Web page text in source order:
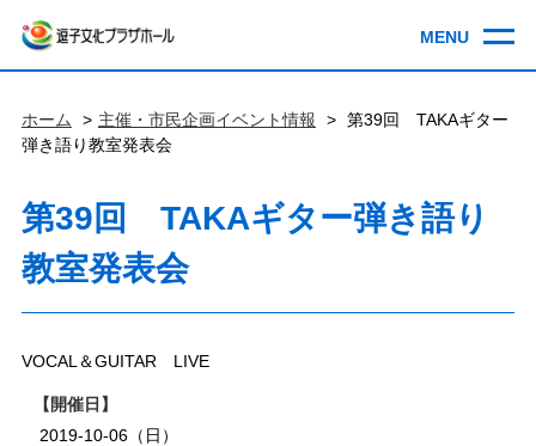
ホーム 主催・市民企画イベント情報
第39回 TAKAギター
弾き語り教室発表会
第39回 TAKAギター弾き語り
教室発表会
VOCAL＆GUITAR LIVE
開催日
2019-10-06（日）